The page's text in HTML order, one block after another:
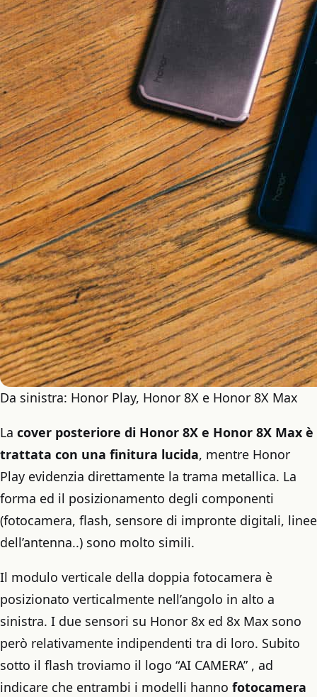
Da sinistra: Honor Play, Honor 8X e Honor 8X Max
La cover posteriore di Honor 8X e Honor 8X Max è
trattata con una finitura lucida, mentre Honor
Play evidenzia direttamente la trama metallica. La
forma ed il posizionamento degli componenti
(fotocamera, flash, sensore di impronte digitali, linee
dell’antenna..) sono molto simili.
Il modulo verticale della doppia fotocamera è
posizionato verticalmente nell’angolo in alto a
sinistra. I due sensori su Honor 8x ed 8x Max sono
però relativamente indipendenti tra di loro. Subito
sotto il flash troviamo il logo “AI CAMERA” , ad
indicare che entrambi i modelli hanno fotocamera